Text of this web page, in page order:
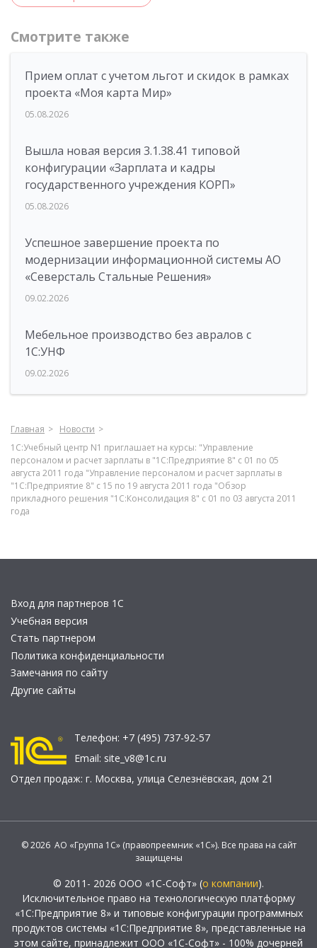
Смотрите также
Прием оплат с учетом льгот и скидок в рамках
проекта «Моя карта Мир»
05.08.2026
Вышла новая версия 3.1.38.41 типовой
конфигурации «Зарплата и кадры
государственного учреждения КОРП»
05.08.2026
Успешное завершение проекта по
модернизации информационной системы АО
«Северсталь Стальные Решения»
09.02.2026
Мебельное производство без авралов с
1С:УНФ
09.02.2026
Главная
Новости
1С:Учебный центр N1 приглашает на курсы: "Управление
персоналом и расчет зарплаты в "1С:Предприятие 8" с 01 по 05
августа 2011 года "Управление персоналом и расчет зарплаты в
"1С:Предприятие 8" с 15 по 19 августа 2011 года "Обзор
прикладного решения "1С:Консолидация 8" с 01 по 03 августа 2011
года
Вход для партнеров 1С
Учебная версия
Стать партнером
Политика конфиденциальности
Замечания по сайту
Другие сайты
Телефон: +7 (495) 737-92-57
Email: site_v8@1c.ru
Отдел продаж: г. Москва, улица Селезнёвская, дом 21
© 2026 АО «Группа 1С» (правопреемник «1С»). Все права на сайт
защищены
© 2011- 2026 ООО «1С-Софт» (о компании).
Исключительное право на технологическую платформу
«1С:Предприятие 8» и типовые конфигурации программных
продуктов системы «1С:Предприятие 8», представленные на
этом сайте, принадлежит ООО «1С-Софт» - 100% дочерней